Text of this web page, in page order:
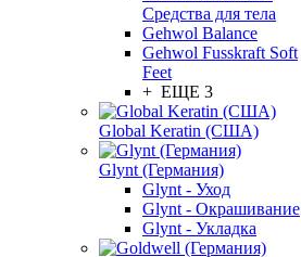
Средства для тела
Gehwol Balance
Gehwol Fusskraft Soft
Feet
+ ЕЩЕ 3
Global Keratin (США)
Glynt (Германия)
Glynt - Уход
Glynt - Окрашивание
Glynt - Укладка